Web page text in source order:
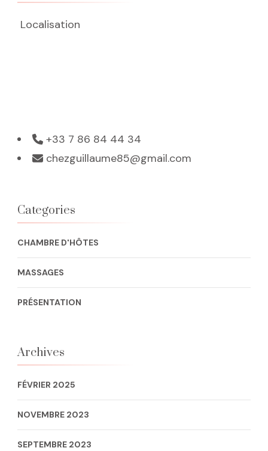
Localisation
+33 7 86 84 44 34
chezguillaume85@gmail.com
Categories
CHAMBRE D'HÔTES
MASSAGES
PRÉSENTATION
Archives
FÉVRIER 2025
NOVEMBRE 2023
SEPTEMBRE 2023